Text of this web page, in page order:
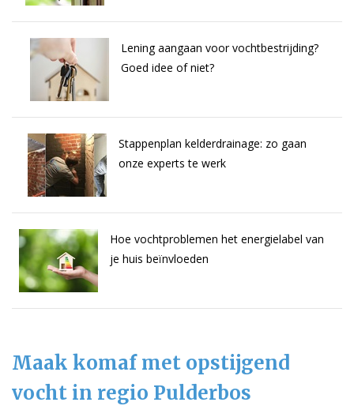
Lening aangaan voor vochtbestrijding?
Goed idee of niet?
Stappenplan kelderdrainage: zo gaan
onze experts te werk
Hoe vochtproblemen het energielabel van
je huis beïnvloeden
Maak komaf met opstijgend
vocht in regio Pulderbos